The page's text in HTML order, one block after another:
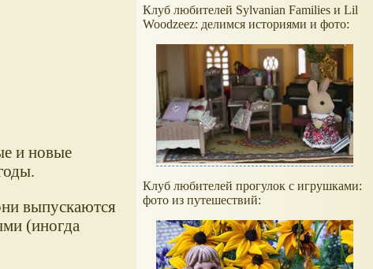
и новые
выпускаются
(иногда
Клуб любителей Sylvanian Families и Lil
Woodzeez: делимся историями и фото:
Клуб любителей прогулок с игрушками:
фото из путешествий: